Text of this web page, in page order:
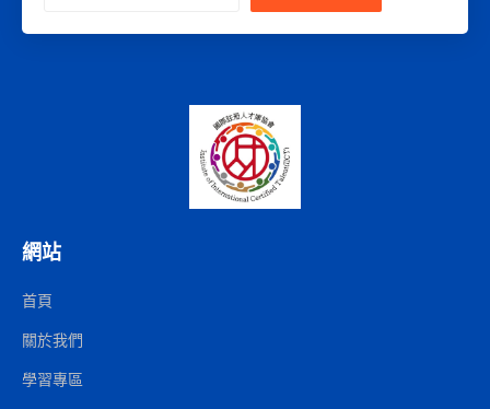
網站
首頁
關於我們
學習專區